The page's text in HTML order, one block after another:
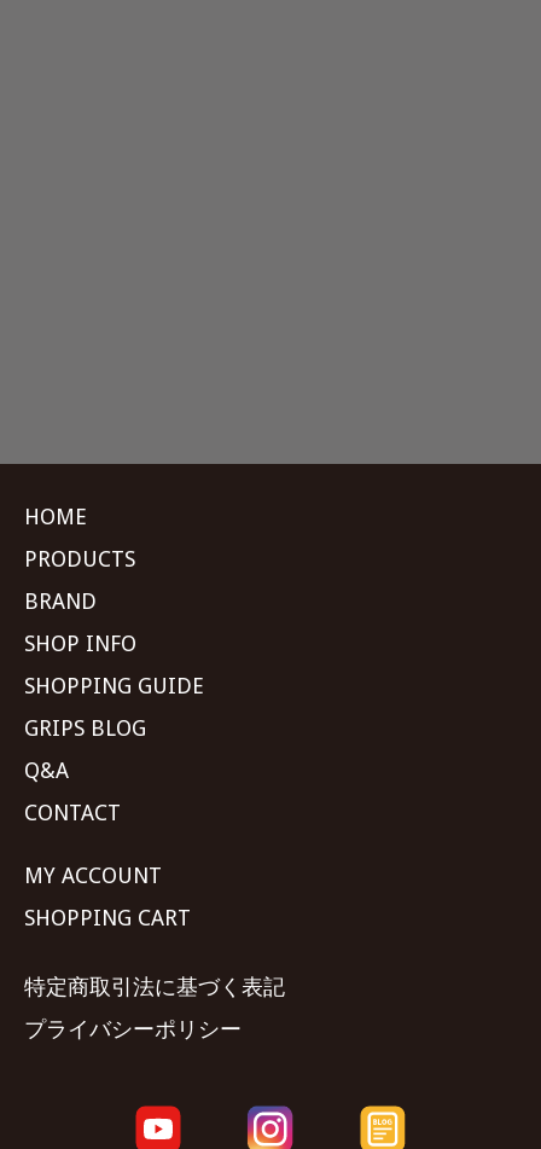
HOME
PRODUCTS
BRAND
SHOP INFO
SHOPPING GUIDE
GRIPS BLOG
Q&A
CONTACT
MY ACCOUNT
SHOPPING CART
特定商取引法に基づく表記
プライバシーポリシー